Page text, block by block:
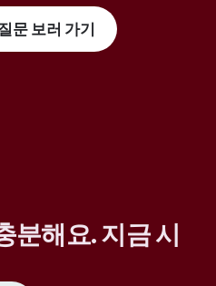
문 보러 가기
분해요. 지금 시